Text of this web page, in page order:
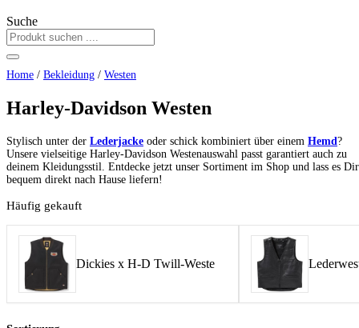
Suche
Home / Bekleidung / Westen
Harley-Davidson Westen
Stylisch unter der Lederjacke oder schick kombiniert über einem Hemd?
Unsere vielseitige Harley-Davidson Westenauswahl passt garantiert auch zu
deinem Kleidungsstil. Entdecke jetzt unser Sortiment im Shop und lass es Dir
bequem direkt nach Hause liefern!
Häufig gekauft
Dickies x H-D Twill-Weste